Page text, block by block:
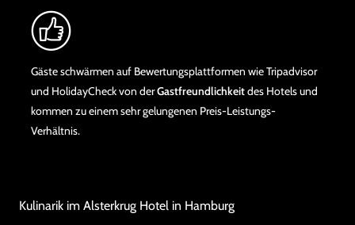
Gäste schwärmen auf Bewertungsplattformen wie Tripadvisor
und HolidayCheck von derGastfreundlichkeitdes Hotels und
kommen zu einem sehr gelungenen Preis-Leistungs-
Verhältnis.
Kulinarik im Alsterkrug Hotel in Hamburg